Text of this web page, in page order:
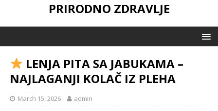
PRIRODNO ZDRAVLJE
LENJA PITA SA JABUKAMA –
NAJLAGANJI KOLAČ IZ PLEHA
March 15, 2026 admin